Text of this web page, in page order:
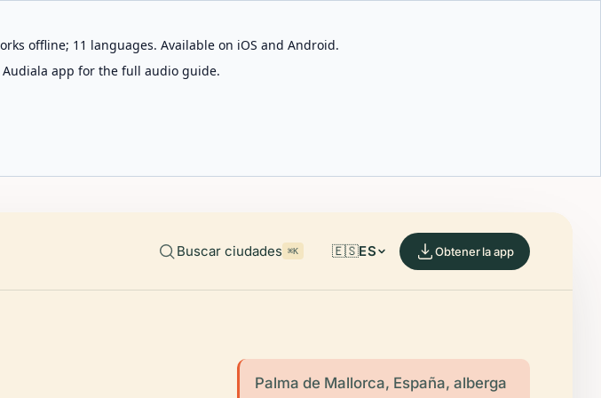
offline; 11 languages. Available on iOS and Android.
app for the full audio guide.
Buscar ciudades ⌘K 🇪🇸ES Obtener la app
Palma de Mallorca, España, alberga